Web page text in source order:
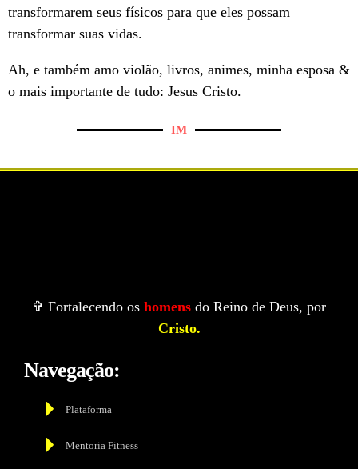
transformarem seus físicos para que eles possam
transformar suas vidas.
Ah, e também amo violão, livros, animes, minha esposa &
o mais importante de tudo: Jesus Cristo.
IM
✞ Fortalecendo os homens do Reino de Deus, por
Cristo.
Navegação:
Plataforma
Mentoria Fitness